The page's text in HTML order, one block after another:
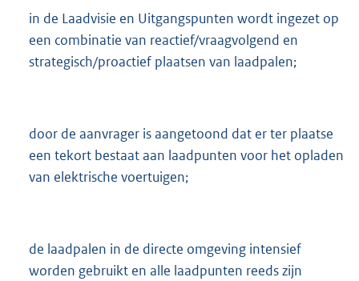
in de Laadvisie en Uitgangspunten wordt ingezet op
een combinatie van reactief/vraagvolgend en
strategisch/proactief plaatsen van laadpalen;
door de aanvrager is aangetoond dat er ter plaatse
een tekort bestaat aan laadpunten voor het opladen
van elektrische voertuigen;
de laadpalen in de directe omgeving intensief
worden gebruikt en alle laadpunten reeds zijn